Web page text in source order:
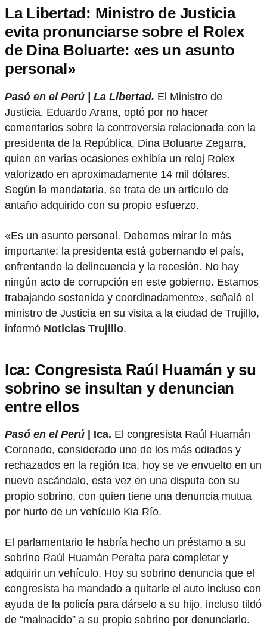
La Libertad: Ministro de Justicia
evita pronunciarse sobre el Rolex
de Dina Boluarte: «es un asunto
personal»
Pasó en el Perú | La Libertad. El Ministro de
Justicia, Eduardo Arana, optó por no hacer
comentarios sobre la controversia relacionada con la
presidenta de la República, Dina Boluarte Zegarra,
quien en varias ocasiones exhibía un reloj Rolex
valorizado en aproximadamente 14 mil dólares.
Según la mandataria, se trata de un artículo de
antaño adquirido con su propio esfuerzo.
«Es un asunto personal. Debemos mirar lo más
importante: la presidenta está gobernando el país,
enfrentando la delincuencia y la recesión. No hay
ningún acto de corrupción en este gobierno. Estamos
trabajando sostenida y coordinadamente», señaló el
ministro de Justicia en su visita a la ciudad de Trujillo,
informó Noticias Trujillo.
Ica: Congresista Raúl Huamán y su
sobrino se insultan y denuncian
entre ellos
Pasó en el Perú | Ica. El congresista Raúl Huamán
Coronado, considerado uno de los más odiados y
rechazados en la región Ica, hoy se ve envuelto en un
nuevo escándalo, esta vez en una disputa con su
propio sobrino, con quien tiene una denuncia mutua
por hurto de un vehículo Kia Río.
El parlamentario le habría hecho un préstamo a su
sobrino Raúl Huamán Peralta para completar y
adquirir un vehículo. Hoy su sobrino denuncia que el
congresista ha mandado a quitarle el auto incluso con
ayuda de la policía para dárselo a su hijo, incluso tildó
de “malnacido” a su propio sobrino por denunciarlo.